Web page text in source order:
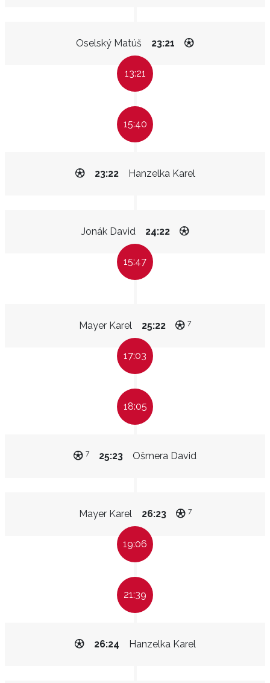
Oselský Matúš 23:21
13:21
15:40
Hanzelka Karel
23:22
Jonák David 24:22
15:47
Mayer Karel 25:22 7
17:03
18:05
Ošmera David
25:23
7
Mayer Karel 26:23 7
19:06
21:39
Hanzelka Karel
26:24